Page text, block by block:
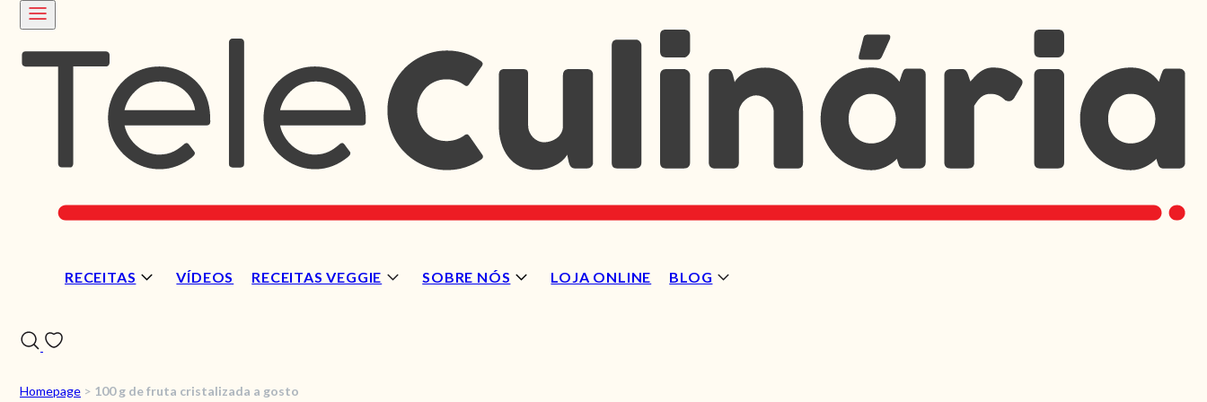
RECEITAS VÍDEOS RECEITAS VEGGIE SOBRE NÓS LOJA ONLINE BLOG
Homepage > 100 g de fruta cristalizada a gosto